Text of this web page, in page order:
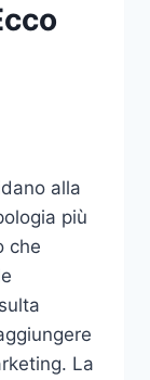
alla
più
che
La